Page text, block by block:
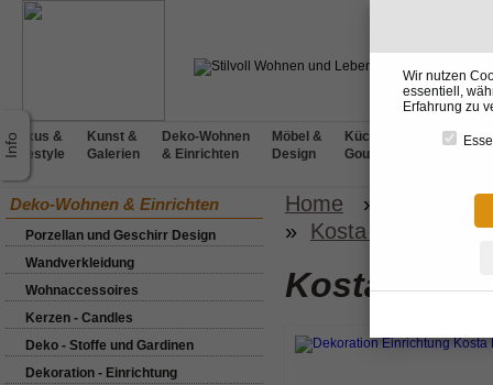
Luxus &
Lifestyle
Kunst &
Galerien
Deko-Wohnen
& Einrichten
Möbel &
Design
Küchen &
Gourmet
Deko-Wohnen & Einrichten
Porzellan und Geschirr Design
Wandverkleidung
Wohnaccessoires
Kerzen - Candles
Deko - Stoffe und Gardinen
Dekoration - Einrichtung
Home »
Deko-
» Kosta Boda
Kosta Boda
Wir nutzen
essentiell,
Erfahrung zu